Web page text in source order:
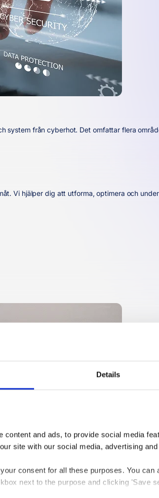
Details
content and ads, to provide social media
site with our social media, advertising
consent for all these purposes. You
next to the purpose and clicking 'Save
från cyberhot. Det omfattar flera
Vi hjälper dig att utforma, optimera och